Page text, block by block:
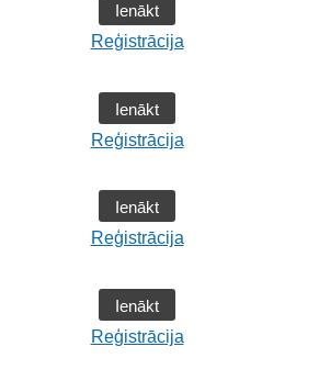
Ienākt
Reģistrācija
Ienākt
Reģistrācija
Ienākt
Reģistrācija
Ienākt
Reģistrācija